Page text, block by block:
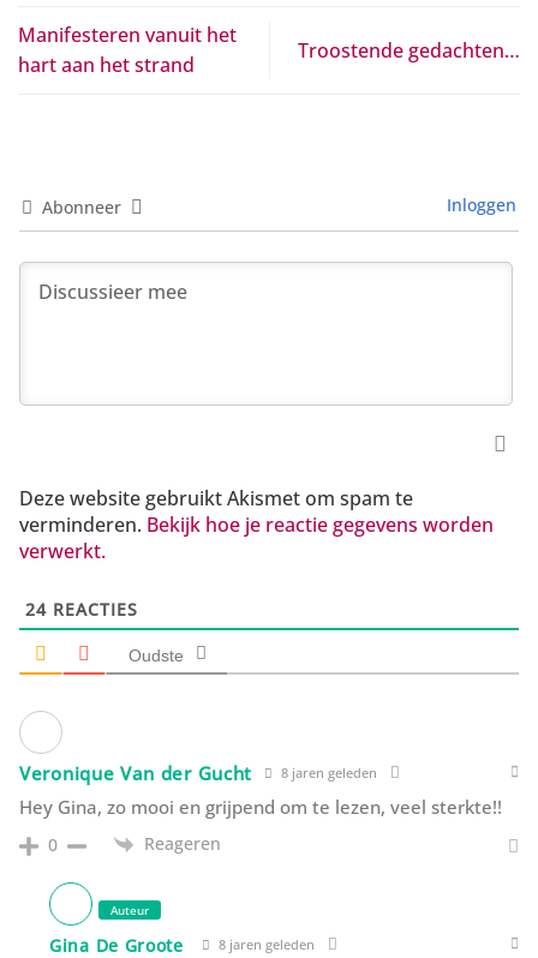
Manifesteren vanuit het
hart aan het strand
Troostende gedachten…
Abonneer Inloggen
Deze website gebruikt Akismet om spam te
verminderen. Bekijk hoe je reactie gegevens worden
verwerkt.
24 REACTIES
Oudste
Veronique Van der Gucht 8 jaren geleden
Hey Gina, zo mooi en grijpend om te lezen, veel sterkte!!
0 Reageren
Auteur
Gina De Groote 8 jaren geleden